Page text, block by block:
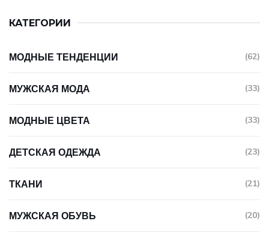
КАТЕГОРИИ
МОДНЫЕ ТЕНДЕНЦИИ (62)
МУЖСКАЯ МОДА (33)
МОДНЫЕ ЦВЕТА (33)
ДЕТСКАЯ ОДЕЖДА (23)
ТКАНИ (21)
МУЖСКАЯ ОБУВЬ (20)